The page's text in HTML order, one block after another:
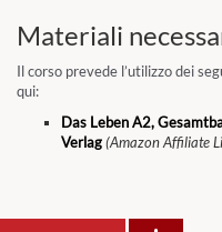
Materiali
Il corso prevede l’utilizzo dei
qui:
Das Leben A2,
Verlag(Amazon Affiliate